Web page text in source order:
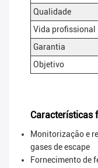
Qualidade
Vida profissional
Garantia
Objetivo
Características
Monitorização e
gases de escape
Fornecimento de